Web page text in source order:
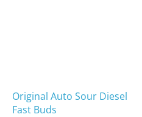
Original Auto Sour Diesel
Fast Buds